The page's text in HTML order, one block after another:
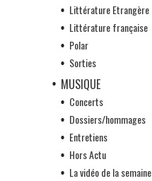
Littérature Etrangère
Littérature française
Polar
Sorties
MUSIQUE
Concerts
Dossiers/hommages
Entretiens
Hors Actu
La vidéo de la semaine